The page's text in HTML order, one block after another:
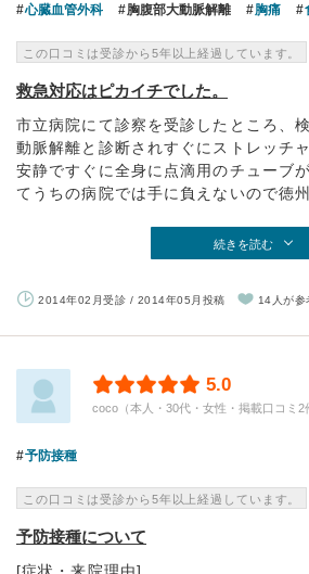
心臓血管外科 胸腹部大動脈解離 胸痛
この口コミは受診から5年以上経過しています。
救急対応はピカイチでした。
市立病院にて診察を受診したところ、
動脈解離と診断されすぐにストレッチ
安静ですぐに全身に点滴用のチューブ
てうちの病院では手に負えないので徳
続きを読む
2014年02月受診 / 2014年05月投稿 14人が参
5.0
coco（本人・30代・女性・掲載口コミ2
予防接種
この口コミは受診から5年以上経過しています。
予防接種について